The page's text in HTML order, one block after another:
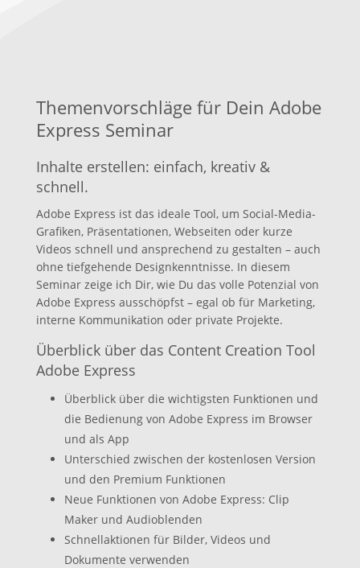
Themenvorschläge für Dein Adobe
Express Seminar
Inhalte erstellen: einfach, kreativ &
schnell.
Adobe Express ist das ideale Tool, um Social-Media-
Grafiken, Präsentationen, Webseiten oder kurze
Videos schnell und ansprechend zu gestalten – auch
ohne tiefgehende Designkenntnisse. In diesem
Seminar zeige ich Dir, wie Du das volle Potenzial von
Adobe Express ausschöpfst – egal ob für Marketing,
interne Kommunikation oder private Projekte.
Überblick über das Content Creation Tool
Adobe Express
Überblick über die wichtigsten Funktionen und
die Bedienung von Adobe Express im Browser
und als App
Unterschied zwischen der kostenlosen Version
und den Premium Funktionen
Neue Funktionen von Adobe Express: Clip
Maker und Audioblenden
Schnellaktionen für Bilder, Videos und
Dokumente verwenden